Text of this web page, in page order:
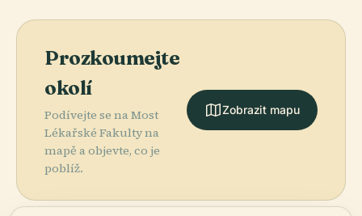
Prozkoumejte
okolí
Podívejte se na Most
Lékařské Fakulty na
mapě a objevte, co je
poblíž.
Zobrazit mapu